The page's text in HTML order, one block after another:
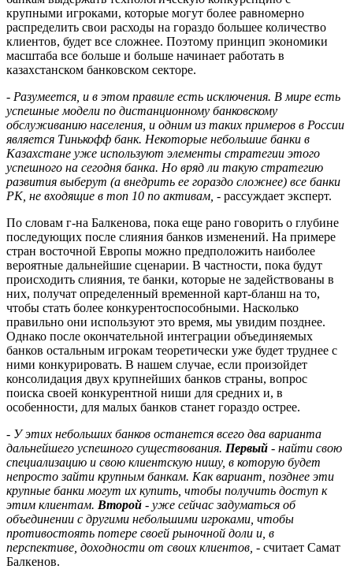
крупными игроками, которые могут более равномерно
распределить свои расходы на гораздо большее количество
клиентов, будет все сложнее. Поэтому принцип экономики
масштаба все больше и больше начинает работать в
казахстанском банковском секторе.
- Разумеется, и в этом правиле есть исключения. В мире есть
успешные модели по дистанционному банковскому
обслуживанию населения, и одним из таких примеров в России
является Тинькофф банк. Некоторые небольшие банки в
Казахстане уже используют элементы стратегии этого
успешного на сегодня банка. Но вряд ли такую стратегию
развития выберут (а внедрить ее гораздо сложнее) все банки
РК, не входящие в топ 10 по активам, - рассуждает эксперт.
По словам г-на Балкенова, пока еще рано говорить о глубине
последующих после слияния банков изменений. На примере
стран восточной Европы можно предположить наиболее
вероятные дальнейшие сценарии. В частности, пока будут
происходить слияния, те банки, которые не задействованы в
них, получат определенный временной карт-бланш на то,
чтобы стать более конкурентоспособными. Насколько
правильно они используют это время, мы увидим позднее.
Однако после окончательной интеграции объединяемых
банков остальным игрокам теоретически уже будет труднее с
ними конкурировать. В нашем случае, если произойдет
консолидация двух крупнейших банков страны, вопрос
поиска своей конкурентной ниши для средних и, в
особенности, для малых банков станет гораздо острее.
- У этих небольших банков останется всего два варианта
дальнейшего успешного существования. Первый - найти свою
специализацию и свою клиентскую нишу, в которую будет
непросто зайти крупным банкам. Как вариант, позднее эти
крупные банки могут их купить, чтобы получить доступ к
этим клиентам. Второй - уже сейчас задуматься об
объединении с другими небольшими игроками, чтобы
противостоять потере своей рыночной доли и, в
перспективе, доходности от своих клиентов, - считает Самат
Балкенов.